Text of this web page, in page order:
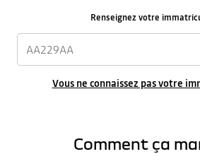
Renseignez votre
Vous ne connaissez pas votre
Comment ça